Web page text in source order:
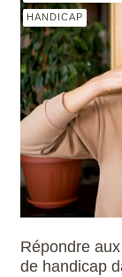
HANDICAP
Répondre
de handicap